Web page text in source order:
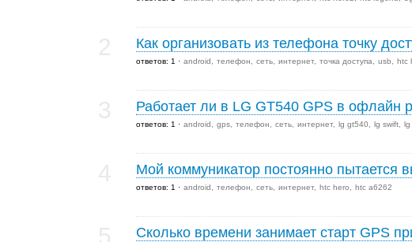
Как организовать из телефона точку
ответов: 1 android телефон сеть интернет точка доступа usb htc
Работает ли в LG GT540 GPS в
ответов: 1 android gps телефон сеть интернет lg gt540 lg swift lg
Мой коммуникатор постоянно пытается
ответов: 1 android телефон сеть интернет htc hero htc a6262
Сколько времени занимает старт GPS